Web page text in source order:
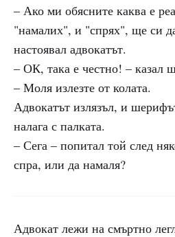
– Ако ми обясните каква е
"намалих", и "спрях", ще си
настоявал адвокатът.
– ОК, така е честно! – казал
– Моля излезте от колата.
Адвокатът излязъл, и
налага с палката.
– Сега – попитал той след
спра, или да намаля?
Адвокат лежи на смъртно